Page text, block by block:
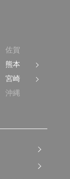
佐賀
熊本
宮崎
沖縄